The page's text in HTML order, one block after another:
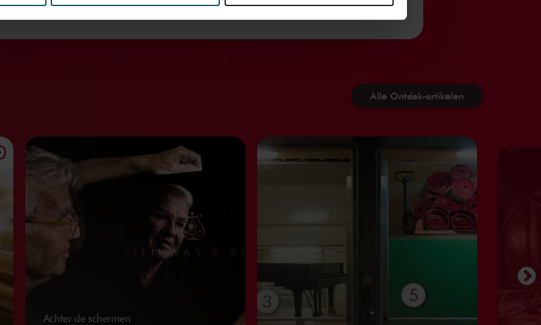
die uw gegevens kunnen ontvangen en verwerken.
Alle Ontdek-artikelen
Achter de schermen